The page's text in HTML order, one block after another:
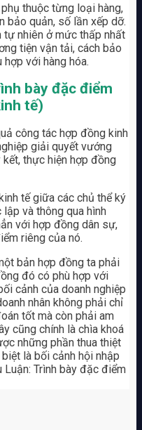
thuộc từng loại hàng,
bảo quản, số lần xếp dỡ.
tự nhiên ở mức thấp nhất
tiện vận tải, cách bảo
hợp với hàng hóa.
bày đặc điểm
tế)
công tác hợp đồng kinh
giải quyết vướng
thực hiện hợp đồng
tế giữa các chủ thể ký
và thông qua hình
với hợp đồng dân sự,
riêng của nó.
bản hợp đồng ta phải
đó có phù hợp với
cảnh của doanh nghiệp
nhân không phải chỉ
tốt mà còn phải am
cũng chính là chìa khoá
những phần thua thiệt
là bối cảnh hội nhập
Luận: Trình bày đặc điểm